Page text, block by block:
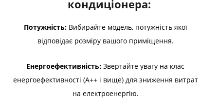
кондиціонера:
Потужність:Вибирайте модель, потужність якої
відповідає розміру вашого приміщення.
Енергоефективність: Звертайте увагу на клас
енергоефективності (A++ і вище) для зниження витрат
на електроенергію.